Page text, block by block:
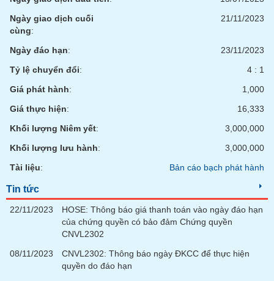
Ngày giao dịch cuối
cùng:
21/11/2023
Ngày đáo hạn:
23/11/2023
Tỷ lệ chuyển đổi:
4 : 1
Giá phát hành:
1,000
Giá thực hiện:
16,333
Khối lượng Niêm yết:
3,000,000
Khối lượng lưu hành:
3,000,000
Tài liệu: Bản cáo bạch phát hành
Tin tức
22/11/2023
HOSE: Thông báo giá thanh toán vào ngày đáo hạn
của chứng quyền có bảo đảm Chứng quyền
CNVL2302
08/11/2023
CNVL2302: Thông báo ngày ĐKCC để thực hiện
quyền do đáo hạn
Công
đầu
tư
Truyền
tài
chính
Dữ